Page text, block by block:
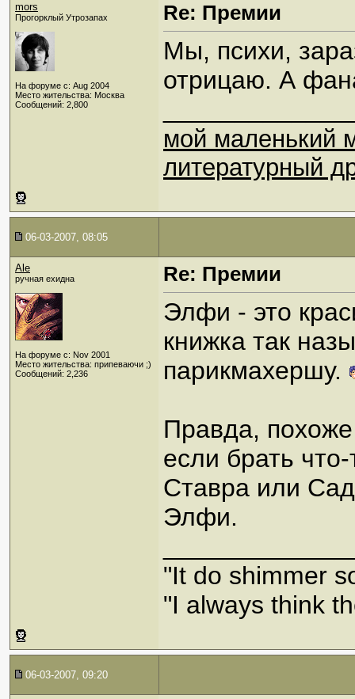
mors
Прогорклый Утрозапах
На форуме с: Aug 2004
Место жительства: Москва
Сообщений: 2,800
Re: Премии
Мы, психи,
отрицаю. А
мой маленький
литературный
06-03-2007, 08:05
Ale
ручная ехидна
На форуме с: Nov 2001
Место жительства: припеваючи ;)
Сообщений: 2,236
Re: Премии
Элфи - это
книжка так
парикмахершу.
Правда,
если брать
Ставра или
Элфи.
"It do shimmer
"I always think
06-03-2007, 09:20